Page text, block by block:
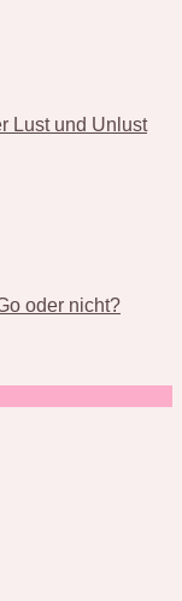
Lust und Unlust
oder nicht?